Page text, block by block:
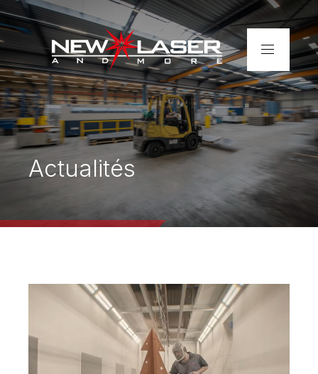
Accueil
Entreprise
Services
Réalisations
rapide et précise
Actualités